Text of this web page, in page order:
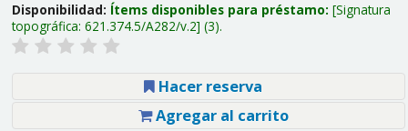
Disponibilidad: Ítems disponibles para préstamo: Signatura
topográfica: 621.374.5/A282/v.2 (3).
Hacer reserva
Agregar al carrito